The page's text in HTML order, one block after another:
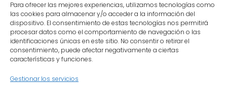
Para ofrecer las mejores experiencias, utilizamos tecnologías como
las cookies para almacenar y/o acceder a la información del
dispositivo. El consentimiento de estas tecnologías nos permitirá
procesar datos como el comportamiento de navegación o las
identificaciones únicas en este sitio. No consentir o retirar el
consentimiento, puede afectar negativamente a ciertas
características y funciones.
Gestionar los servicios
Tienda
Productos
recomendados
Herramientas de
Información legal
Aviso legal
Política de privacidad